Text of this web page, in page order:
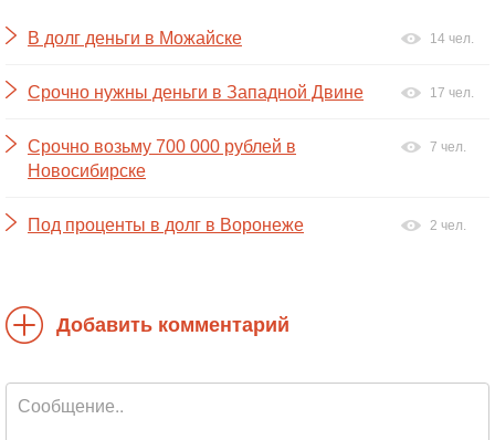
В долг деньги в Можайске 14 чел.
Срочно нужны деньги в Западной Двине 17 чел.
Срочно возьму 700 000 рублей в
Новосибирске
7 чел.
Под проценты в долг в Воронеже 2 чел.
Добавить комментарий